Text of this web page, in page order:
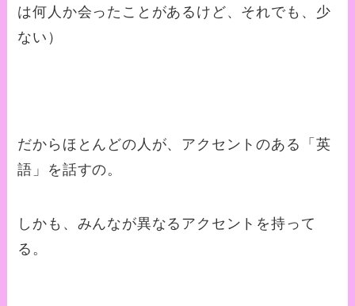
は何人か会ったことがあるけど、それでも、少
ない）
だからほとんどの人が、アクセントのある「英
語」を話すの。
しかも、みんなが異なるアクセントを持って
る。